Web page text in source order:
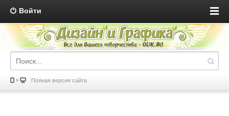
Войти
Полная версия сайта